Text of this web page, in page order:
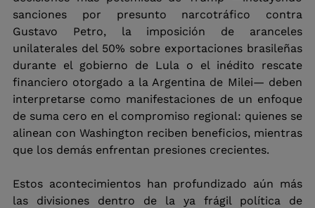
sanciones por presunto narcotráfico contra
Gustavo Petro, la imposición de aranceles
unilaterales del 50% sobre exportaciones brasileñas
durante el gobierno de Lula o el inédito rescate
financiero otorgado a la Argentina de Milei— deben
interpretarse como manifestaciones de un enfoque
de suma cero en el compromiso regional: quienes se
alinean con Washington reciben beneficios, mientras
que los demás enfrentan presiones crecientes.
Estos acontecimientos han profundizado aún más
las divisiones dentro de la ya frágil política de